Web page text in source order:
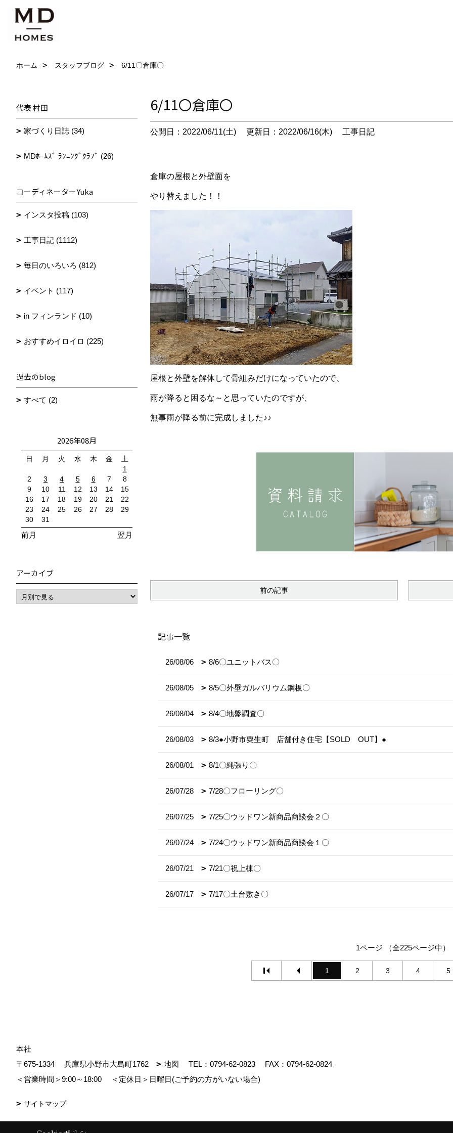
ホーム スタッフブログ 6/11〇倉庫〇
6/11〇倉庫〇
公開日：2022/06/11(土) 更新日：2022/06/16(木) 工事日記
倉庫の屋根と外壁面を
やり替えました！！
屋根と外壁を解体して骨組みだけになっていたので、
雨が降ると困るな～と思っていたのですが、
無事雨が降る前に完成しました♪♪
前の記事
記事一覧
26/08/06 8/6〇ユニットバス〇
26/08/05 8/5〇外壁ガルバリウム鋼板〇
26/08/04 8/4〇地盤調査〇
26/08/03 8/3●小野市粟生町 店舗付き住宅【SOLD OUT】●
26/08/01 8/1〇縄張り〇
26/07/28 7/28〇フローリング〇
26/07/25 7/25〇ウッドワン新商品商談会２〇
26/07/24 7/24〇ウッドワン新商品商談会１〇
26/07/21 7/21〇祝上棟〇
26/07/17 7/17〇土台敷き〇
1ページ （全225ページ中）
1 2 3 4 5
代表 村田
家づくり日誌 (34)
MDﾎｰﾑｽﾞ ﾗﾝﾆﾝｸﾞｸﾗﾌﾞ (26)
コーディネーターYuka
インスタ投稿 (103)
工事日記 (1112)
毎日のいろいろ (812)
イベント (117)
in フィンランド (10)
おすすめイロイロ (225)
過去のblog
すべて (2)
2026年08月
日 月 火 水 木 金
土
1
2
3 4 5 6 7
8
9
10 11 12 13 14
15
16
17 18 19 20 21
22
23
24 25 26 27 28
29
30
31
前月 翌月
アーカイブ
本社
〒675-1334
兵庫県小野市大島町1762 地図 TEL： 0794-62-0823
FAX：0794-62-0824
＜営業時間＞9:00～18:00
＜定休日＞日曜日(ご予約の方がいない場合)
サイトマップ